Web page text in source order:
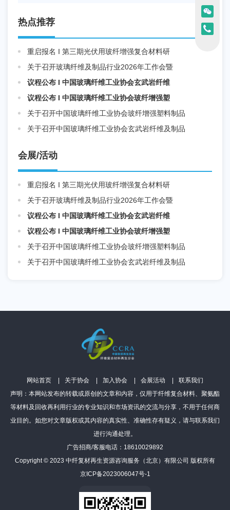
热点推荐
重启报名 I 第三期光伏用玻纤增强复合材料研
关于召开玻璃纤维及制品行业2026年工作会暨
议程公布 I 中国玻璃纤维工业协会玄武岩纤维
议程公布 I 中国玻璃纤维工业协会玻纤增强塑
关于召开中国玻璃纤维工业协会玻纤增强塑料制品
关于召开中国玻璃纤维工业协会玄武岩纤维及制品
会展/活动
重启报名 I 第三期光伏用玻纤增强复合材料研
关于召开玻璃纤维及制品行业2026年工作会暨
议程公布 I 中国玻璃纤维工业协会玄武岩纤维
议程公布 I 中国玻璃纤维工业协会玻纤增强塑
关于召开中国玻璃纤维工业协会玻纤增强塑料制品
关于召开中国玻璃纤维工业协会玄武岩纤维及制品
网站首页 关于协会 加入协会 会展活动
联系我们
声明：本网站发布的转载或原创的文章和内容，仅用于纤维复合材料、聚氨酯
等材料及回收再利用行业的专业知识和市场资讯的交流与分享，不用于任何商
业目的。如您对文章版权或其内容的真实性、准确性存有疑义，请与联系我们
进行沟通处理。
广告招商/客服电话：18610029892
Copyright © 2023 中纤复材再生资源咨询服务（北京）有限公司 版权所有
京ICP备2023006047号-1